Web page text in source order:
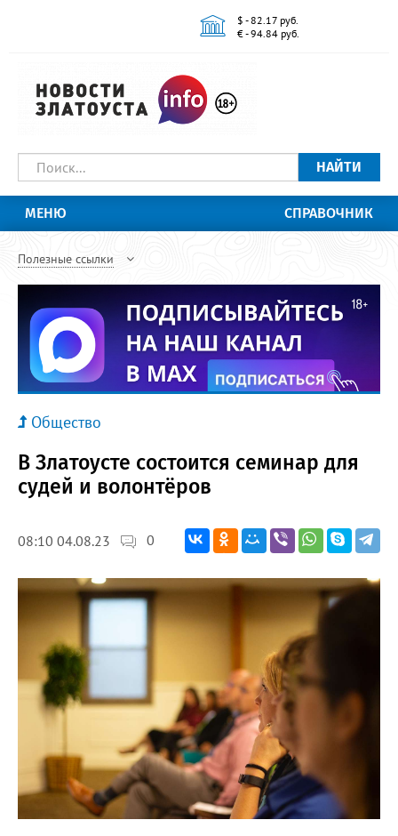
$ - 82.17 руб.
€ - 94.84 руб.
НАЙТИ
МЕНЮ СПРАВОЧНИК
Полезные ссылки
Общество
В Златоусте состоится семинар для
судей и волонтёров
08:10 04.08.23 0